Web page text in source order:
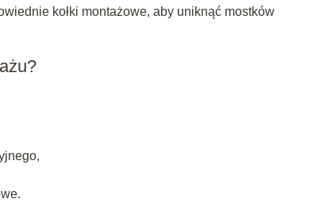
kołki montażowe, aby uniknąć mostków